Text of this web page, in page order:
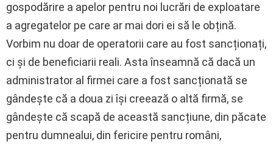
gospodărire a apelor pentru noi lucrări de exploatare
a agregatelor pe care ar mai dori ei să le obțină.
Vorbim nu doar de operatorii care au fost sancționați,
ci și de beneficiarii reali. Asta înseamnă că dacă un
administrator al firmei care a fost sancționată se
gândește că a doua zi își creează o altă firmă, se
gândește că scapă de această sancțiune, din păcate
pentru dumnealui, din fericire pentru români,